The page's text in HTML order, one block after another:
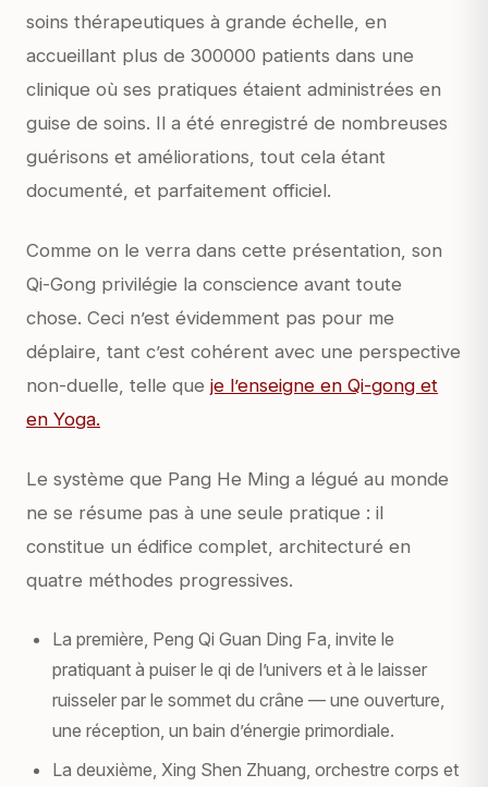
soins thérapeutiques à grande échelle, en
accueillant plus de 300000 patients dans une
clinique où ses pratiques étaient administrées en
guise de soins. Il a été enregistré de nombreuses
guérisons et améliorations, tout cela étant
documenté, et parfaitement officiel.
Comme on le verra dans cette présentation, son
Qi-Gong privilégie la conscience avant toute
chose. Ceci n’est évidemment pas pour me
déplaire, tant c’est cohérent avec une perspective
non-duelle, telle que je l’enseigne en Qi-gong et
en Yoga.
Le système que Pang He Ming a légué au monde
ne se résume pas à une seule pratique : il
constitue un édifice complet, architecturé en
quatre méthodes progressives.
La première, Peng Qi Guan Ding Fa, invite le
pratiquant à puiser le qi de l’univers et à le laisser
ruisseler par le sommet du crâne — une ouverture,
une réception, un bain d’énergie primordiale.
La deuxième, Xing Shen Zhuang, orchestre corps et